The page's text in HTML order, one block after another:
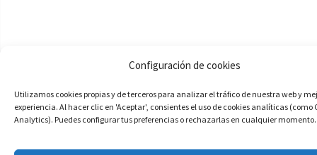
Configuración de cookies
Utilizamos cookies propias y de terceros para analizar el tráfico de nuestra web y
experiencia. Al hacer clic en 'Aceptar', consientes el uso de cookies analíticas (como
Analytics). Puedes configurar tus preferencias o rechazarlas en cualquier momento.